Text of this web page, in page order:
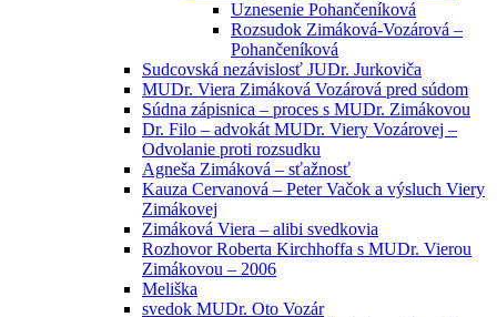
Uznesenie Pohančeníková
Rozsudok Zimáková-Vozárová –
Pohančeníková
Sudcovská nezávislosť JUDr. Jurkoviča
MUDr. Viera Zimáková Vozárová pred súdom
Súdna zápisnica – proces s MUDr. Zimákovou
Dr. Filo – advokát MUDr. Viery Vozárovej –
Odvolanie proti rozsudku
Agneša Zimáková – sťažnosť
Kauza Cervanová – Peter Vačok a výsluch Viery
Zimákovej
Zimáková Viera – alibi svedkovia
Rozhovor Roberta Kirchhoffa s MUDr. Vierou
Zimákovou – 2006
Meliška
svedok MUDr. Oto Vozár